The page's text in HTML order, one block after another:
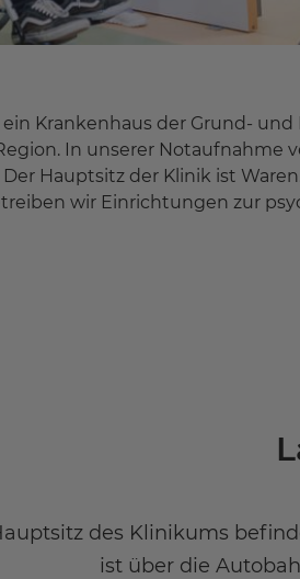
Krankenhaus der Grund-
In unserer Notaufnahme
Hauptsitz der Klinik ist
wir Einrichtungen zur
des Klinikums
ist über die